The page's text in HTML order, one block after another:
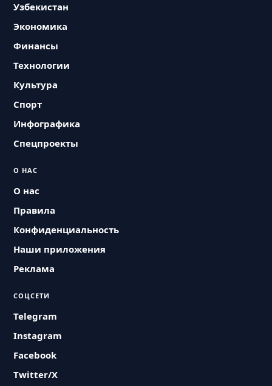
Узбекистан
Экономика
Финансы
Технологии
Культура
Спорт
Инфографика
Спецпроекты
О НАС
О нас
Правила
Конфиденциальность
Наши приложения
Реклама
СОЦСЕТИ
Telegram
Instagram
Facebook
Twitter/X